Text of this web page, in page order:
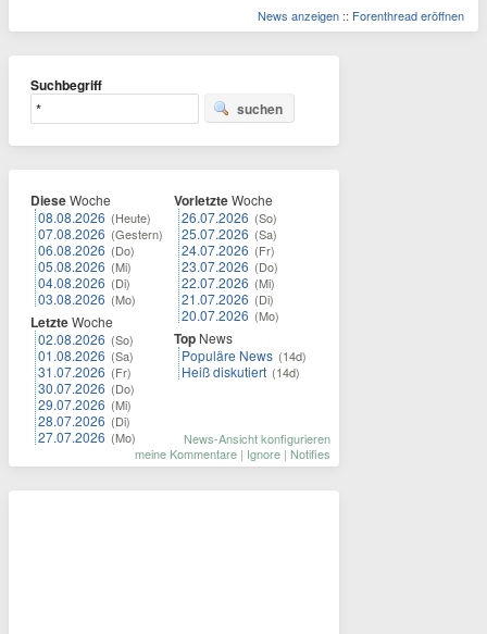
News anzeigen :: Forenthread eröffnen
Suchbegriff
suchen
DieseWoche
08.08.2026 (Heute)
07.08.2026 (Gestern)
06.08.2026 (Do)
05.08.2026 (Mi)
04.08.2026 (Di)
03.08.2026 (Mo)
LetzteWoche
02.08.2026 (So)
01.08.2026 (Sa)
31.07.2026 (Fr)
30.07.2026 (Do)
29.07.2026 (Mi)
28.07.2026 (Di)
27.07.2026 (Mo)
VorletzteWoche
26.07.2026 (So)
25.07.2026 (Sa)
24.07.2026 (Fr)
23.07.2026 (Do)
22.07.2026 (Mi)
21.07.2026 (Di)
20.07.2026 (Mo)
Top News
Populäre News (14d)
Heiß diskutiert (14d)
News-Ansicht konfigurieren
meine Kommentare | Ignore | Notifies